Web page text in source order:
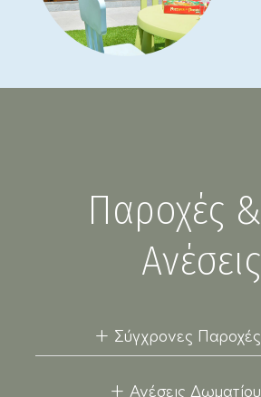
Παροχές &
Ανέσεις
+ Σύγχρονες Παροχές
✓ Θέα: κήπος, πισίνα, βουνό & εσωτερική
+ Ανέσεις Δωματίου